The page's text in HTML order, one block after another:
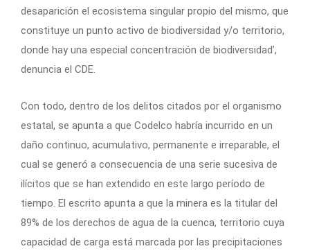
desaparición el ecosistema singular propio del mismo, que
constituye un punto activo de biodiversidad y/o territorio,
donde hay una especial concentración de biodiversidad’,
denuncia el CDE.
Con todo, dentro de los delitos citados por el organismo
estatal, se apunta a que Codelco habría incurrido en un
daño continuo, acumulativo, permanente e irreparable, el
cual se generó a consecuencia de una serie sucesiva de
ilícitos que se han extendido en este largo período de
tiempo. El escrito apunta a que la minera es la titular del
89% de los derechos de agua de la cuenca, territorio cuya
capacidad de carga está marcada por las precipitaciones